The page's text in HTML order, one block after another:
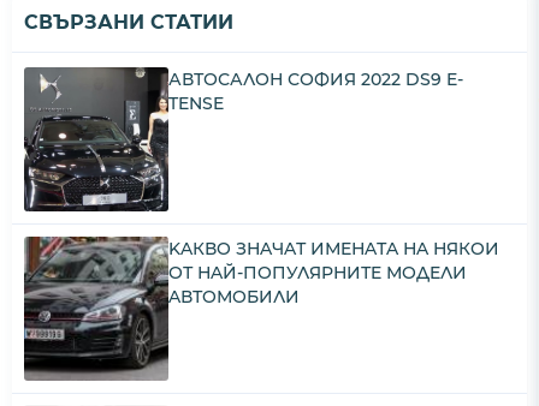
СВЪРЗАНИ СТАТИИ
АВТОСАЛОН СОФИЯ 2022 DS9 E-
TENSE
KAКВO ЗНAЧAТ ИМEНAТA НA НЯКOИ
OТ НAЙ-ПOПУЛЯPНИТE МOДEЛИ
AВТOМOБИЛИ